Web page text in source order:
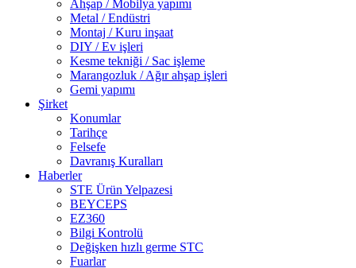
Ahşap / Mobilya yapımı
Metal / Endüstri
Montaj / Kuru inşaat
DIY / Ev işleri
Kesme tekniği / Sac işleme
Marangozluk / Ağır ahşap işleri
Gemi yapımı
Şirket
Konumlar
Tarihçe
Felsefe
Davranış Kuralları
Haberler
STE Ürün Yelpazesi
BEYCEPS
EZ360
Bilgi Kontrolü
Değişken hızlı germe STC
Fuarlar